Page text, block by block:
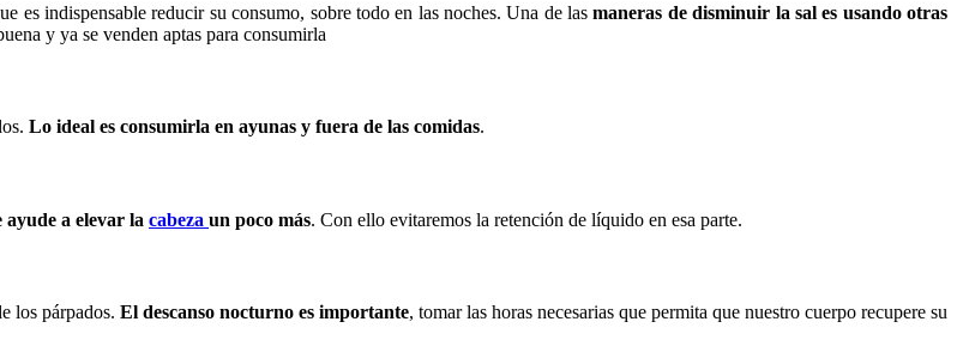
es indispensable reducir su consumo, sobre todo en las noches. Una de lasmaneras de disminuir la sal es usando otras
y ya se venden aptas para consumirla
Lo ideal es consumirla en ayunas y fuera de las comidas.
ayude a elevar la cabeza un poco más. Con ello evitaremos la retención de líquido en esa parte.
los párpados. El descanso nocturno es importante, tomar las horas necesarias que permita que nuestro cuerpo recupere su